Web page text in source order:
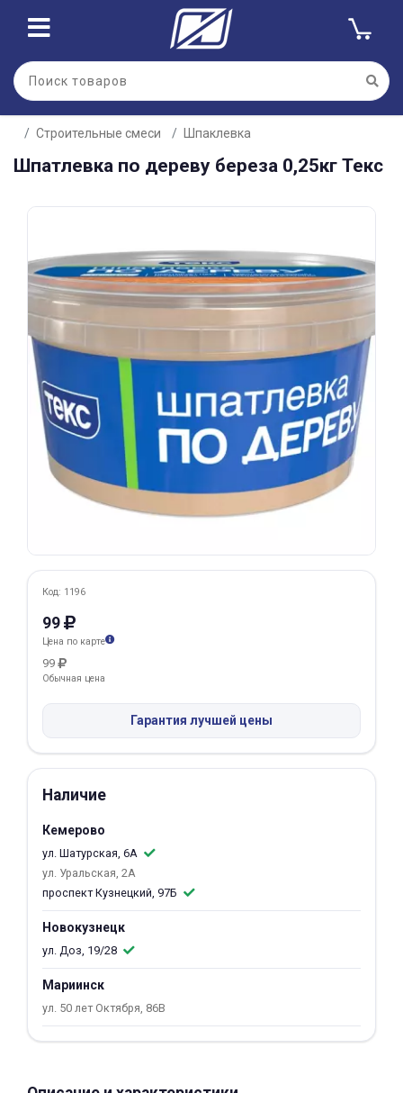
Строительные смеси Шпаклевка
Шпатлевка по дереву береза 0,25кг Текс
Код: 1196
99
Цена по карте
99
Обычная цена
Гарантия лучшей цены
Наличие
Кемерово
ул. Шатурская, 6А
ул. Уральская, 2А
проспект Кузнецкий, 97Б
Новокузнецк
ул. Доз, 19/28
Мариинск
ул. 50 лет Октября, 86В
Для клиентов всех банков
Разбейте
оплатуна части
без переплат
График платежей
25 %
Добавляйте товары
в корзину
Оплачивайте сегодня только
Получайте товар
выбранный способом
Оставшиеся
каждые 2 недели
Подробнее
об оплате Плайтом
раз в 2
недели
plait.ru